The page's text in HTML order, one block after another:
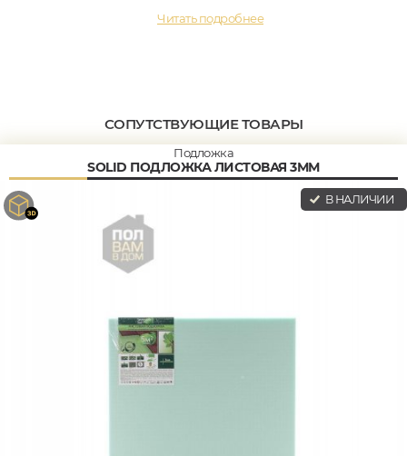
Читать подробнее
СОПУТСТВУЮЩИЕ ТОВАРЫ
Подложка
SOLID ПОДЛОЖКА ЛИСТОВАЯ 3ММ
В НАЛИЧИИ